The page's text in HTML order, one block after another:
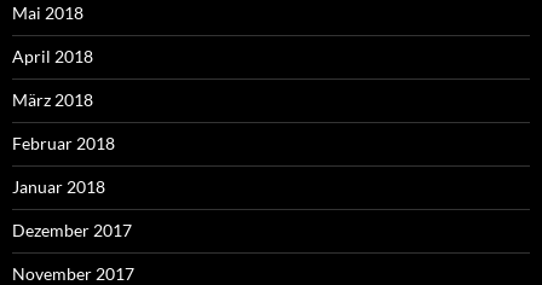
Mai 2018
April 2018
März 2018
Februar 2018
Januar 2018
Dezember 2017
November 2017